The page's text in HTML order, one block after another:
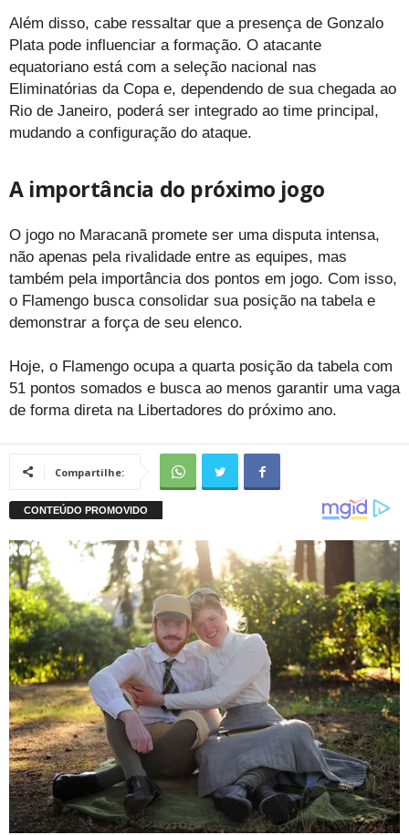
Além disso, cabe ressaltar que a presença de Gonzalo
Plata pode influenciar a formação. O atacante
equatoriano está com a seleção nacional nas
Eliminatórias da Copa e, dependendo de sua chegada ao
Rio de Janeiro, poderá ser integrado ao time principal,
mudando a configuração do ataque.
A importância do próximo jogo
O jogo no Maracanã promete ser uma disputa intensa,
não apenas pela rivalidade entre as equipes, mas
também pela importância dos pontos em jogo. Com isso,
o Flamengo busca consolidar sua posição na tabela e
demonstrar a força de seu elenco.
Hoje, o Flamengo ocupa a quarta posição da tabela com
51 pontos somados e busca ao menos garantir uma vaga
de forma direta na Libertadores do próximo ano.
Compartilhe: